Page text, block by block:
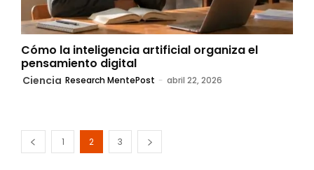
Cómo la inteligencia artificial organiza el
pensamiento digital
Ciencia Research MentePost - abril 22, 2026
1 2 3